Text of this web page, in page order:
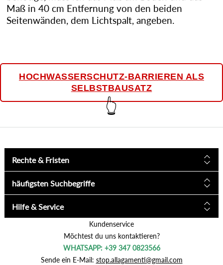
Maß in 40 cm Entfernung von den beiden
Seitenwänden, dem Lichtspalt, angeben.
HOCHWASSERSCHUTZ-BARRIEREN ALS
SELBSTBAUSATZ
👆
Rechte & Fristen
häufigsten Suchbegriffe
Hilfe & Service
Kundenservice
Möchtest du uns kontaktieren?
WHATSAPP: +39 347 0823566
Sende ein E-Mail: stop.allagamenti@gmail.com